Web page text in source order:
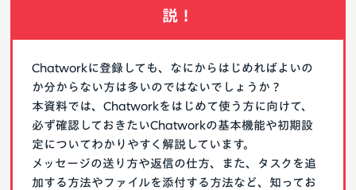
説！
Chatworkに登録しても、なにからはじめればよいの
か分からない方は多いのではないでしょうか？
本資料では、Chatworkをはじめて使う方に向けて、
必ず確認しておきたいChatworkの基本機能や初期設
定についてわかりやすく解説しています。
メッセージの送り方や返信の仕方、また、タスクを追
加する方法やファイルを添付する方法など、知ってお